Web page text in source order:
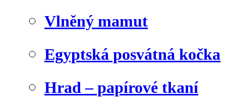
Vlněný mamut
Egyptská posvátná kočka
Hrad – papírové tkaní